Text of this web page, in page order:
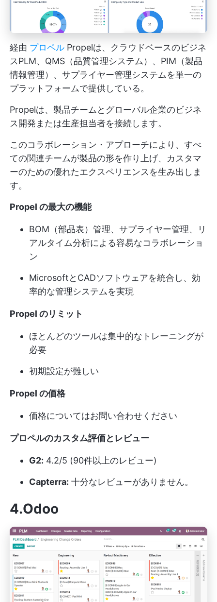
経由 プロペル Propelは、クラウドベースのビジネ
スPLM、QMS（品質管理システム）、PIM（製品
情報管理）、サプライヤー管理システムを単一の
プラットフォームで提供している。
Propelは、製品チームとグローバル企業のビジネ
ス開発または生産担当者を接続します。
このコラボレーション・アプローチにより、すべ
ての関連チームが製品の形を作り上げ、カスタマ
ーのための優れたエクスペリエンスを生み出しま
す。
Propel の最大の機能
BOM（部品表）管理、サプライヤー管理、リ
アルタイム分析による容易なコラボレーショ
ン
MicrosoftとCADソフトウェアを統合し、効
率的な管理システムを実現
Propel のリミット
ほとんどのツールは集中的なトレーニングが
必要
初期設定が難しい
Propel の価格
価格についてはお問い合わせください
プロペルのカスタム評価とレビュー
G2: 4.2/5 (90件以上のレビュー)
Capterra: 十分なレビューがありません。
4.Odoo